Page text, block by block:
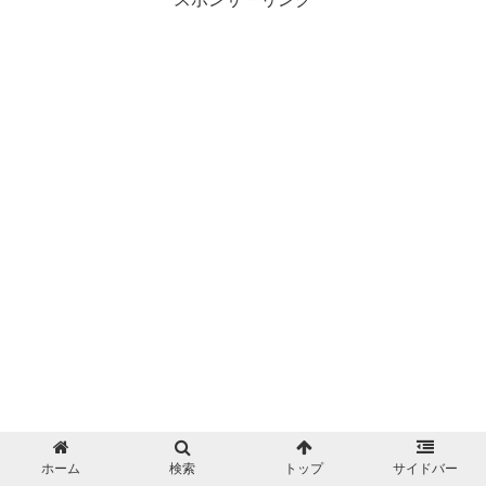
ホーム 検索 トップ サイドバー